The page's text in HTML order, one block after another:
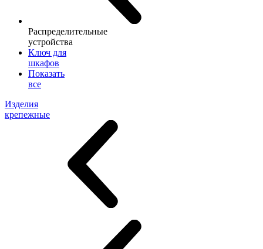
Распределительные
устройства
Ключ для
шкафов
Показать
все
Изделия
крепежные